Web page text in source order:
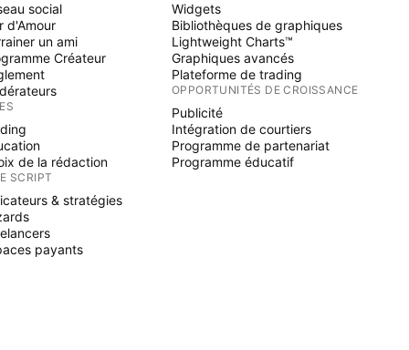
social
d'Amour
un ami
Créateur
de la rédaction
SCRIPT
& stratégies
payants
Widgets
Bibliothèques de graphiques
Lightweight Charts™
Graphiques avancés
Plateforme de trading
OPPORTUNITÉS DE CROISSANCE
Publicité
Intégration de courtiers
Programme de partenariat
Programme éducatif